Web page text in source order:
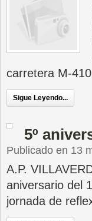
carretera M-
Sigue Leyendo...
5º
Publicado en 13
A.P.
aniversario del
jornada de